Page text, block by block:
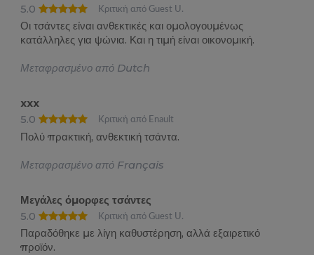
5.0
Κριτική από Guest U.
Οι τσάντες είναι ανθεκτικές και ομολογουμένως
κατάλληλες για ψώνια. Και η τιμή είναι οικονομική.
Μεταφρασμένο από Dutch
xxx
5.0
Κριτική από Enault
Πολύ πρακτική, ανθεκτική τσάντα.
Μεταφρασμένο από Français
Μεγάλες όμορφες τσάντες
5.0
Κριτική από Guest U.
Παραδόθηκε με λίγη καθυστέρηση, αλλά εξαιρετικό
προϊόν.